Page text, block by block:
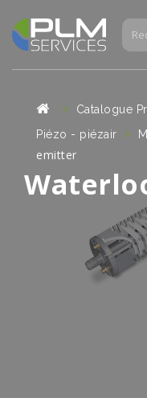
Catalogue
Piézo - piézair
emitter